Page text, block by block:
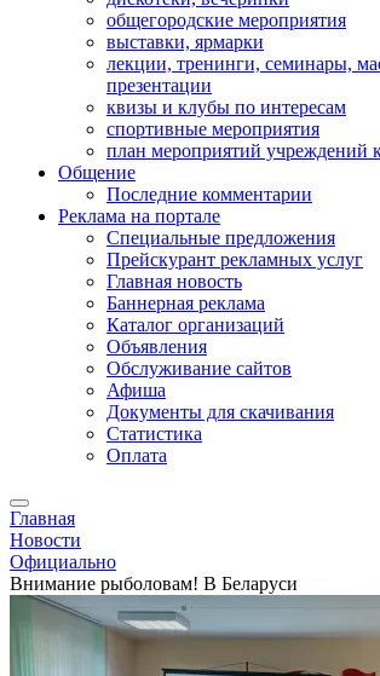
общегородские мероприятия
выставки, ярмарки
лекции, тренинги, семинары,
презентации
квизы и клубы по интересам
спортивные мероприятия
план мероприятий учреждений
Общение
Последние комментарии
Реклама на портале
Специальные предложения
Прейскурант рекламных услуг
Главная новость
Баннерная реклама
Каталог организаций
Объявления
Обслуживание сайтов
Афиша
Документы для скачивания
Статистика
Оплата
Главная
Новости
Официально
Внимание рыболовам! В Беларуси